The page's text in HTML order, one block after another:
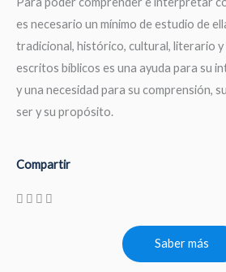
es necesario un mínimo de estudio de
tradicional, histórico, cultural, literario y
escritos bíblicos es una ayuda para su
y una necesidad para su comprensión,
ser y su propósito.
Compartir
Saber más